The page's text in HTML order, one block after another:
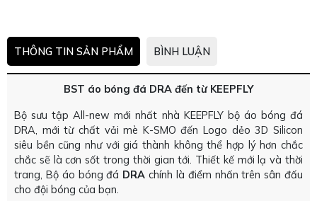
THÔNG TIN SẢN PHẨM BÌNH LUẬN
BST áo bóng đá DRA đến từ KEEPFLY
Bộ sưu tập All-new mới nhất nhà KEEPFLY bộ áo bóng đá
DRA, mới từ chất vải mè K-SMO đến Logo dẻo 3D Silicon
siêu bền cũng như với giá thành không thể hợp lý hơn chắc
chắc sẽ là cơn sốt trong thời gian tới. Thiết kế mới lạ và thời
trang, Bộ áo bóng đá DRA chính là điểm nhấn trên sân đấu
cho đội bóng của bạn.